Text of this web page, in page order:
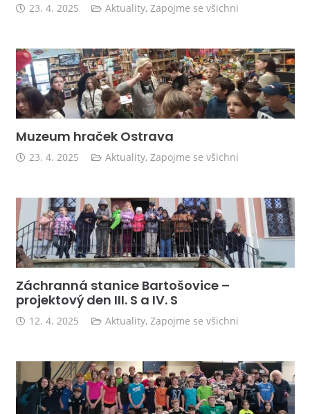
23. 4. 2025 Aktuality,Zapojme se všichni
Muzeum hraček Ostrava
23. 4. 2025 Aktuality,Zapojme se všichni
Záchranná stanice Bartošovice –
projektový den III. S a IV. S
12. 4. 2025 Aktuality,Zapojme se všichni